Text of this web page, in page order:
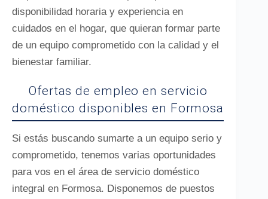
disponibilidad horaria y experiencia en
cuidados en el hogar, que quieran formar parte
de un equipo comprometido con la calidad y el
bienestar familiar.
Ofertas de empleo en servicio
doméstico disponibles en Formosa
Si estás buscando sumarte a un equipo serio y
comprometido, tenemos varias oportunidades
para vos en el área de servicio doméstico
integral en Formosa. Disponemos de puestos